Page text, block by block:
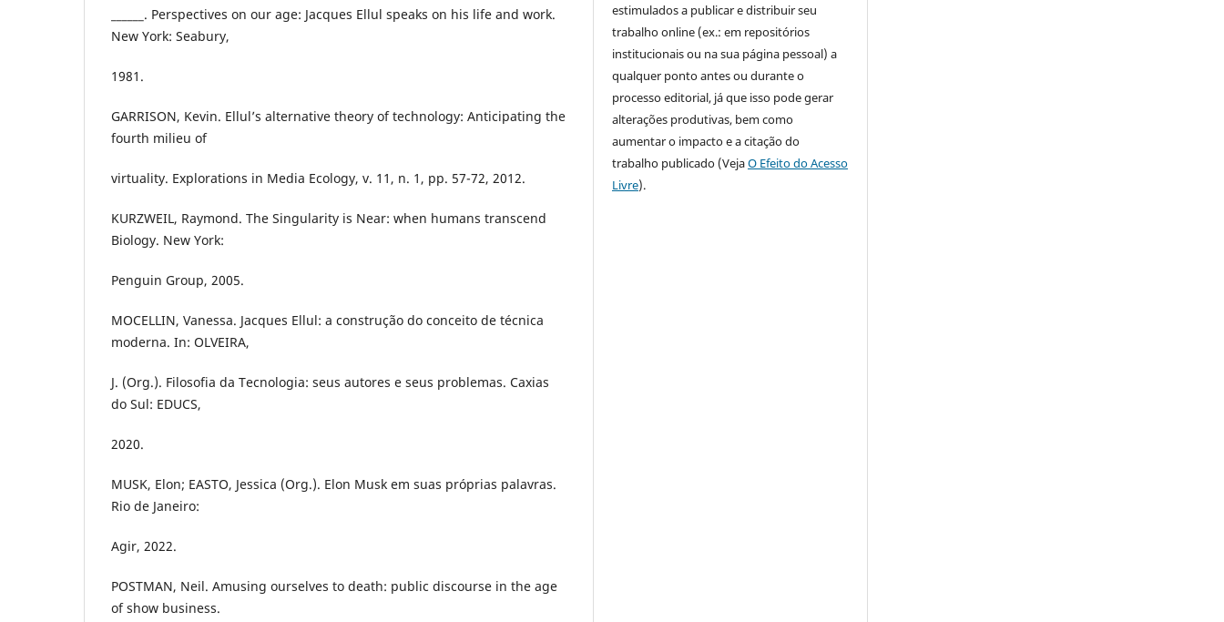
______. Perspectives on our age: Jacques Ellul speaks on his life and work.
New York: Seabury,
1981.
GARRISON, Kevin. Ellul’s alternative theory of technology: Anticipating the
fourth milieu of
virtuality. Explorations in Media Ecology, v. 11, n. 1, pp. 57-72, 2012.
KURZWEIL, Raymond. The Singularity is Near: when humans transcend
Biology. New York:
Penguin Group, 2005.
MOCELLIN, Vanessa. Jacques Ellul: a construção do conceito de técnica
moderna. In: OLVEIRA,
J. (Org.). Filosofia da Tecnologia: seus autores e seus problemas. Caxias
do Sul: EDUCS,
2020.
MUSK, Elon; EASTO, Jessica (Org.). Elon Musk em suas próprias palavras.
Rio de Janeiro:
Agir, 2022.
POSTMAN, Neil. Amusing ourselves to death: public discourse in the age
of show business.
estimulados a publicar e distribuir seu
trabalho online (ex.: em repositórios
institucionais ou na sua página pessoal) a
qualquer ponto antes ou durante o
processo editorial, já que isso pode gerar
alterações produtivas, bem como
aumentar o impacto e a citação do
trabalho publicado (VejaO Efeito do Acesso
Livre).